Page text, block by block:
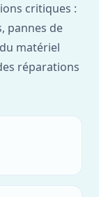
critiques :
pannes de
matériel
réparations